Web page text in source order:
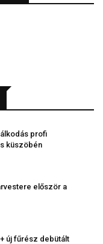
profi
küszöbén
először a
új fűrész debütált